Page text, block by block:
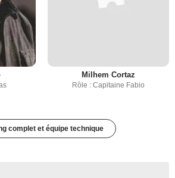
Milhem Cortaz
Rôle : Capitaine Fabio
complet et équipe technique